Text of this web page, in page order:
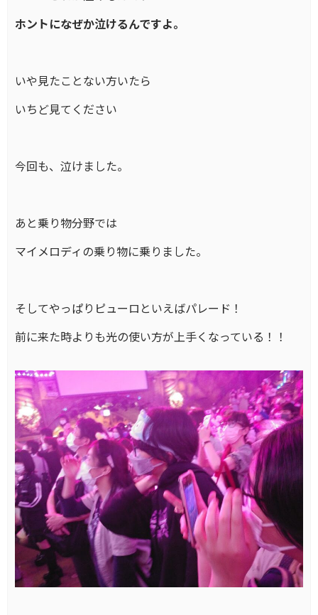
ホントになぜか泣けるんですよ。
いや見たことない方いたら
いちど見てください
今回も、泣けました。
あと乗り物分野では
マイメロディの乗り物に乗りました。
そしてやっぱりピューロといえばパレード！
前に来た時よりも光の使い方が上手くなっている！！